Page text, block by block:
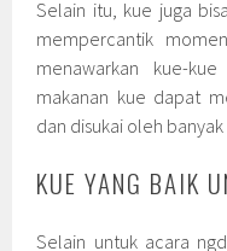
Selain itu, kue juga
mempercantik
menawarkan kue-
makanan kue dapat
dan disukai oleh banyak
KUE YANG BAIK
Selain untuk acara